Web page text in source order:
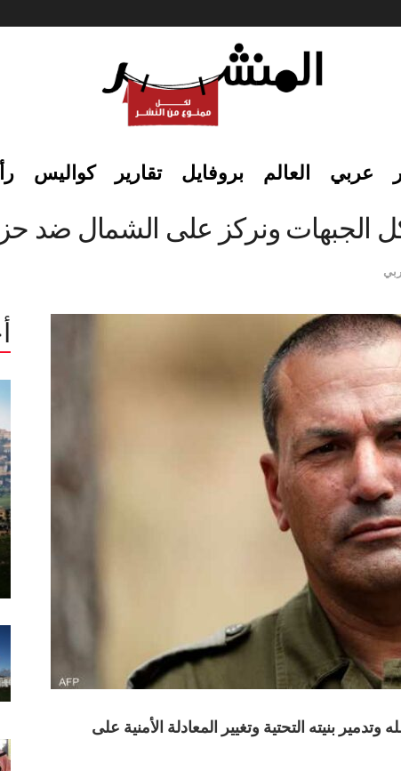
عربي العالم بروفايل تقارير كواليس
الجبهات ونركز على الشمال ضد
بنيته التحتية وتغيير المعادلة الأمنية على